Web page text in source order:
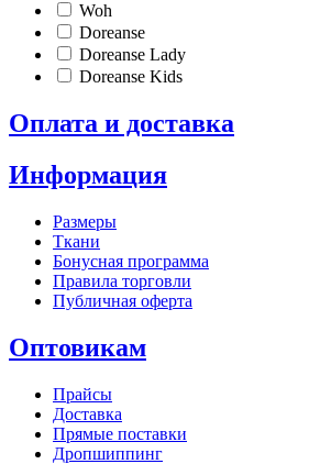
Woh
Doreanse
Doreanse Lady
Doreanse Kids
Оплата и доставка
Информация
Размеры
Ткани
Бонусная программа
Правила торговли
Публичная оферта
Оптовикам
Прайсы
Доставка
Прямые поставки
Дропшиппинг